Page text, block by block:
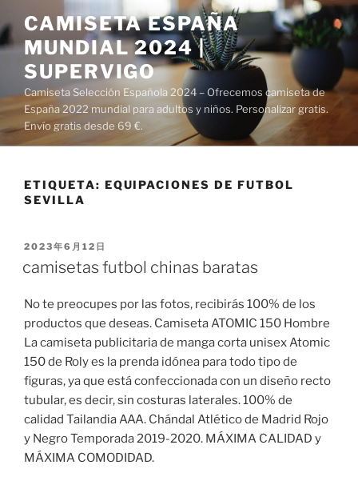
al
contenido
CAMISETA ESPAÑA
MUNDIAL 2024 |
SUPERVIGO
Camiseta Selección Española 2024 – Ofrecemos camiseta de
España 2022 mundial para adultos y niños. Personalizar gratis.
Envío gratis desde 69 €.
ETIQUETA: EQUIPACIONES DE FUTBOL
SEVILLA
PUBLICADO
2023年6月12日
camisetas futbol chinas baratas
No te preocupes por las fotos, recibirás 100% de los
productos que deseas. Camiseta ATOMIC 150 Hombre
La camiseta publicitaria de manga corta unisex Atomic
150 de Roly es la prenda idónea para todo tipo de
figuras, ya que está confeccionada con un diseño recto
tubular, es decir, sin costuras laterales. 100% de
calidad Tailandia AAA. Chándal Atlético de Madrid Rojo
y Negro Temporada 2019-2020. MÁXIMA CALIDAD y
MÁXIMA COMODIDAD.